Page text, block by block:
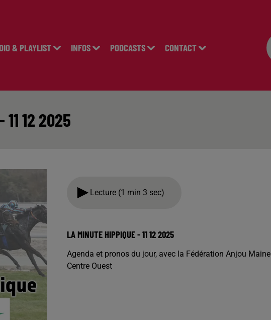
& PLAYLIST INFOS PODCASTS CONTACT
11 12 2025
Lecture (1 min 3 sec)
LA MINUTE HIPPIQUE - 11 12 2025
Agenda et pronos du jour, avec la Fédération Anjou Maine
Centre Ouest